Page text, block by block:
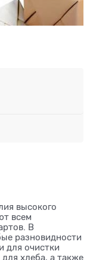
высокого
всем
В
разновидности
для очистки
хлеба, а также